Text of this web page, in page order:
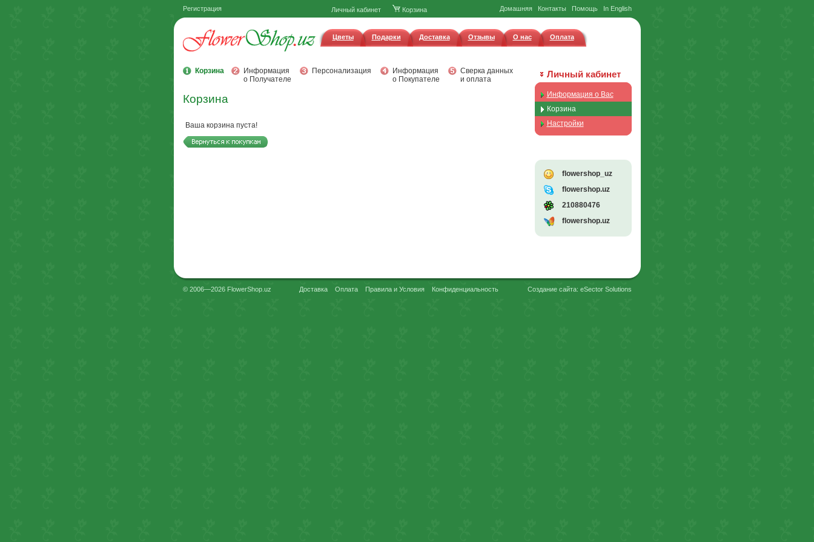
Регистрация Домашняя Контакты Помощь In English
Личный кабинет Корзина
Цветы Подарки Доставка Отзывы О нас Оплата
Корзина
Информация
о Получателе
Персонализация
Информация
о Покупателе
Сверка данных
и оплата
Корзина
Ваша корзина пуста!
Личный кабинет
Информация о Вас
Корзина
Настройки
flowershop_uz
flowershop.uz
210880476
flowershop.uz
© 2006—2026 FlowerShop.uz Доставка Оплата Правила и Условия Конфиденциальность Создание сайта: eSector Solutions